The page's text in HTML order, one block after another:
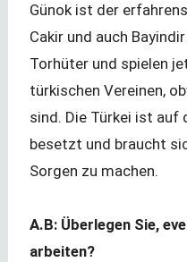
Günok ist der
Cakir und auch
Torhüter und spielen
türkischen Vereinen,
sind. Die Türkei ist
besetzt und braucht
Sorgen zu machen.
A.B: Überlegen Sie,
arbeiten?